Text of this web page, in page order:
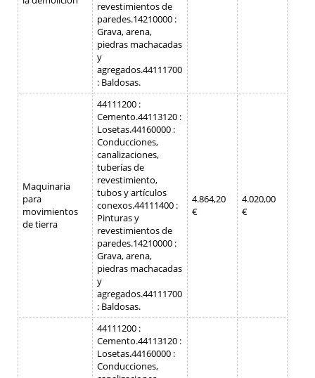
revestimientos de
paredes.14210000 :
Grava, arena,
piedras machacadas
y
agregados.44111700
: Baldosas.
Maquinaria
para
movimientos
de tierra
44111200 :
Cemento.44113120 :
Losetas.44160000 :
Conducciones,
canalizaciones,
tuberías de
revestimiento,
tubos y artículos
conexos.44111400 :
Pinturas y
revestimientos de
paredes.14210000 :
Grava, arena,
piedras machacadas
y
agregados.44111700
: Baldosas.
4.864,20
€
4.020,00
€
44111200 :
Cemento.44113120 :
Losetas.44160000 :
Conducciones,